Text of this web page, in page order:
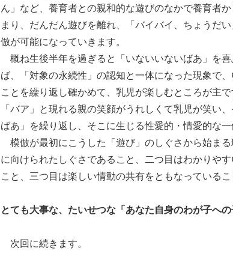
ん」など、養育者との親和的な遊びのなかで養育者
まり、だんだん遊びを離れ、「バイバイ、ちょうだ
倣が可能になっていきます。
概ね生後半年を過ぎると「いないいないばあ」を
ば、「対象の永続性」の認知と一体になった現象で
ことを繰り返し確かめて、乳児が楽しむところが主
「バア」と現れる親の笑顔がうれしくて乳児が笑い
ばあ」を繰り返し、そこに生じる性愛的・情愛的な
模倣が最初にこうした「遊び」のしぐさから始ま
に向けられたしぐさであること、二つ目はわかりや
こと、三つ目は楽しい情動の共有をともなっているこ
とても大事な、たいせつな「あなた自身のわが子への
次回に続きます。